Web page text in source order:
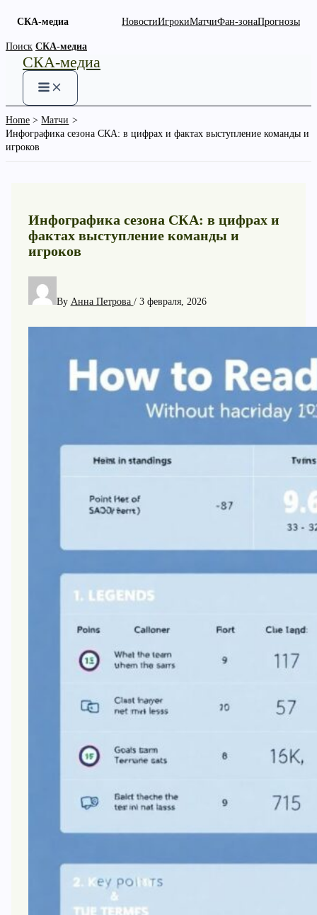
СКА-медиа НовостиИгрокиМатчиФан-зонаПрогнозы
Skip
content
Поиск СКА-медиа
СКА-медиа
Home
Матчи
Инфографика сезона СКА: в цифрах и фактах выступление команды и
игроков
Инфографика сезона СКА: в цифрах и
фактах выступление команды и
игроков
By Анна Петрова / 3 февраля, 2026